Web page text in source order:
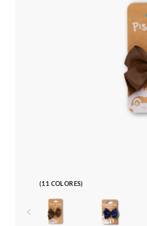
(11 COLORES)